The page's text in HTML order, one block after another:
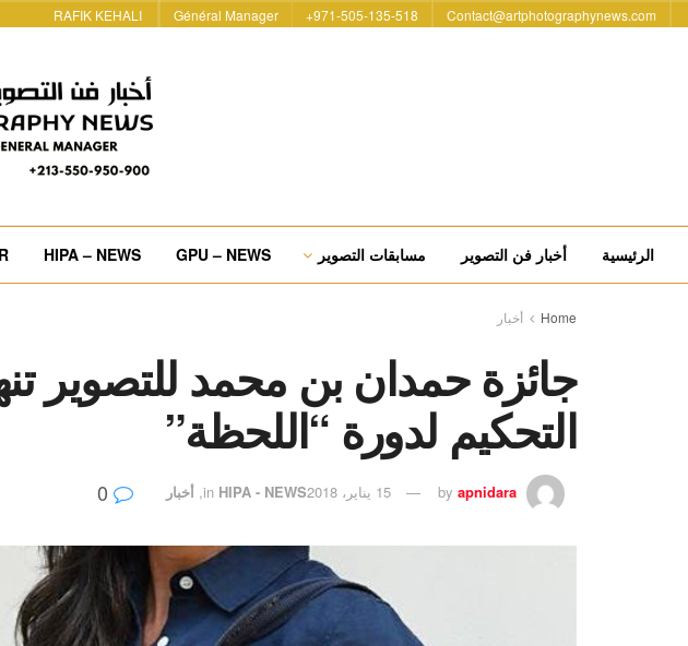
Contact@artphotographynews.com
971-505-135-518+
Général Manager
RAFIK KEHALI
الرئيسية أخبار فن التصوير مسابقات التصوير GPU – NEWS
HIPA – NEWS
Home أخبار
جائزة حمدان بن محمد للتصوير
التحكيم لدورة “اللحظة”
by apnidara 15 يناير، 2018 in HIPA - NEWS
, أخبار